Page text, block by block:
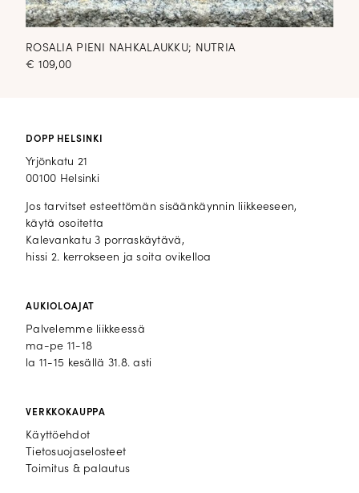
ROSALIA PIENI NAHKALAUKKU; NUTRIA
€ 109,00
DOPP HELSINKI
Yrjönkatu 21
00100 Helsinki
Jos tarvitset esteettömän sisäänkäynnin liikkeeseen,
käytä osoitetta
Kalevankatu 3 porraskäytävä,
hissi 2. kerrokseen ja soita ovikelloa
AUKIOLOAJAT
Palvelemme liikkeessä
ma-pe 11-18
la 11-15 kesällä 31.8. asti
VERKKOKAUPPA
Käyttöehdot
Tietosuojaselosteet
Toimitus & palautus